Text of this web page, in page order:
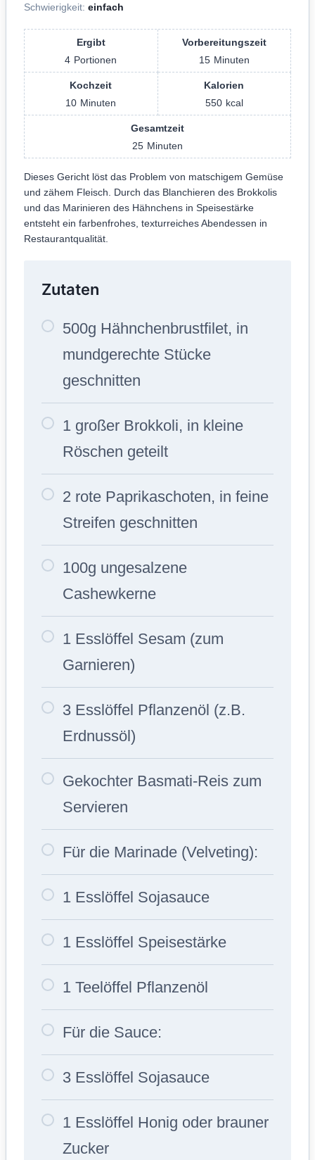
Schwierigkeit: einfach
Ergibt
4 Portionen
Vorbereitungszeit
15 Minuten
Kochzeit
10 Minuten
Kalorien
550 kcal
Gesamtzeit
25 Minuten
Dieses Gericht löst das Problem von matschigem Gemüse
und zähem Fleisch. Durch das Blanchieren des Brokkolis
und das Marinieren des Hähnchens in Speisestärke
entsteht ein farbenfrohes, texturreiches Abendessen in
Restaurantqualität.
Zutaten
500g Hähnchenbrustfilet, in
mundgerechte Stücke
geschnitten
1 großer Brokkoli, in kleine
Röschen geteilt
2 rote Paprikaschoten, in feine
Streifen geschnitten
100g ungesalzene
Cashewkerne
1 Esslöffel Sesam (zum
Garnieren)
3 Esslöffel Pflanzenöl (z.B.
Erdnussöl)
Gekochter Basmati-Reis zum
Servieren
Für die Marinade (Velveting):
1 Esslöffel Sojasauce
1 Esslöffel Speisestärke
1 Teelöffel Pflanzenöl
Für die Sauce:
3 Esslöffel Sojasauce
1 Esslöffel Honig oder brauner
Zucker